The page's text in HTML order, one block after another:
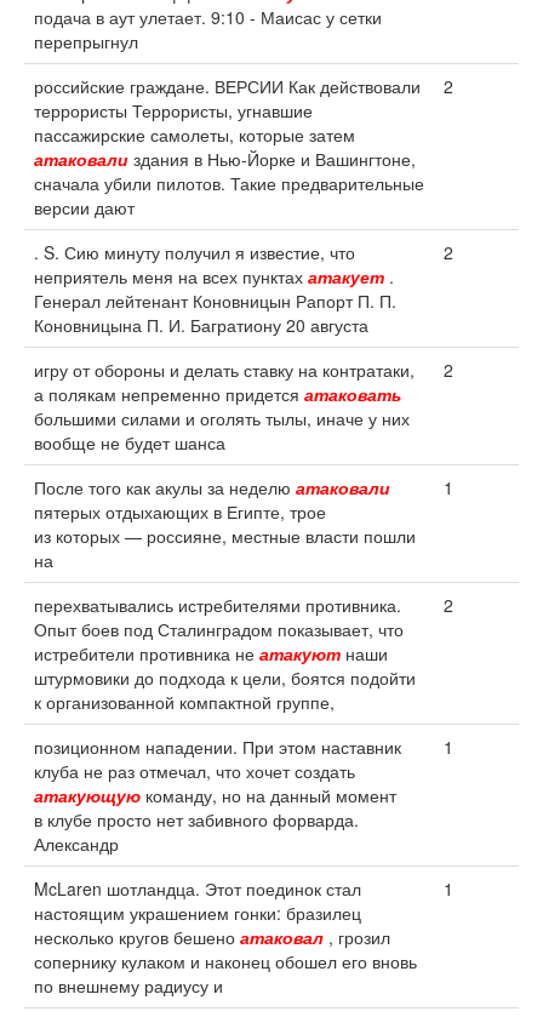
подача в аут улетает. 9:10 - Маисас у сетки
перепрыгнул
российские граждане. ВЕРСИИ Как действовали
террористы Террористы, угнавшие
пассажирские самолеты, которые затем
атаковали здания в Нью-Йорке и Вашингтоне,
сначала убили пилотов. Такие предварительные
версии дают
2
. S. Сию минуту получил я известие, что
неприятель меня на всех пунктах атакует .
Генерал лейтенант Коновницын Рапорт П. П.
Коновницына П. И. Багратиону 20 августа
2
игру от обороны и делать ставку на контратаки,
а полякам непременно придется атаковать
большими силами и оголять тылы, иначе у них
вообще не будет шанса
2
После того как акулы за неделю атаковали
пятерых отдыхающих в Египте, трое
из которых — россияне, местные власти пошли
на
1
перехватывались истребителями противника.
Опыт боев под Сталинградом показывает, что
истребители противника не атакуют наши
штурмовики до подхода к цели, боятся подойти
к организованной компактной группе,
2
позиционном нападении. При этом наставник
клуба не раз отмечал, что хочет создать
атакующую команду, но на данный момент
в клубе просто нет забивного форварда.
Александр
1
McLaren шотландца. Этот поединок стал
настоящим украшением гонки: бразилец
несколько кругов бешено атаковал , грозил
сопернику кулаком и наконец обошел его вновь
по внешнему радиусу и
1